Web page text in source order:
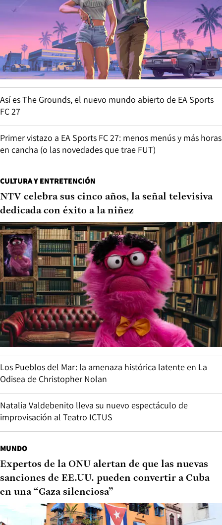
Así es The Grounds, el nuevo mundo abierto de EA Sports
FC 27
Primer vistazo a EA Sports FC 27: menos menús y más horas
en cancha (o las novedades que trae FUT)
CULTURA Y ENTRETENCIÓN
NTV celebra sus cinco años, la señal televisiva
dedicada con éxito a la niñez
Los Pueblos del Mar: la amenaza histórica latente en La
Odisea de Christopher Nolan
Natalia Valdebenito lleva su nuevo espectáculo de
improvisación al Teatro ICTUS
MUNDO
Expertos de la ONU alertan de que las nuevas
sanciones de EE.UU. pueden convertir a Cuba
en una “Gaza silenciosa”